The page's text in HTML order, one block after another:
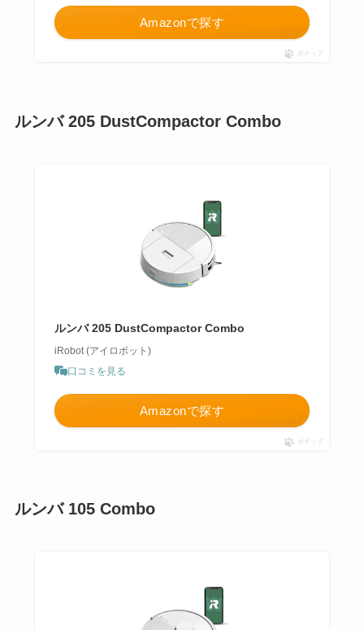
Amazonで探す
ポチップ
ルンバ 205 DustCompactor Combo
ルンバ 205 DustCompactor Combo
iRobot (アイロボット)
口コミを見る
Amazonで探す
ポチップ
ルンバ 105 Combo